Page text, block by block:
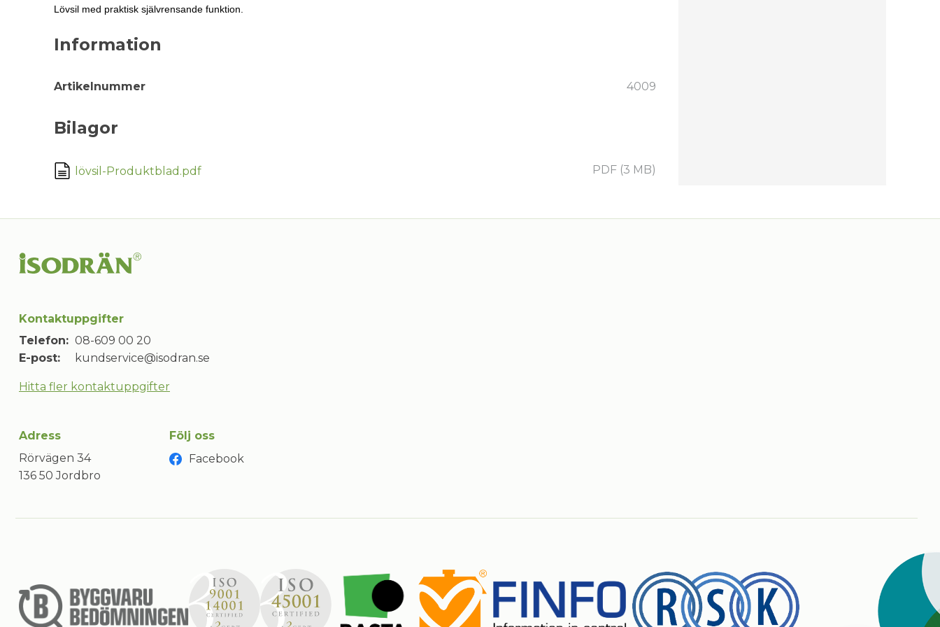
Lövsil med praktisk självrensande funktion.
Information
Artikelnummer 4009
Bilagor
lövsil-Produktblad.pdf PDF (3 MB)
Kontaktuppgifter
Telefon: 08-609 00 20
E-post:
kundservice@isodran.se
Hitta fler kontaktuppgifter
Adress
Rörvägen 34
136 50 Jordbro
Följ oss
Facebook